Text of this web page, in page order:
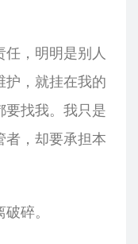
任，明明是别人
护，就挂在我的
要找我。我只是
者，却要承担本
碎。